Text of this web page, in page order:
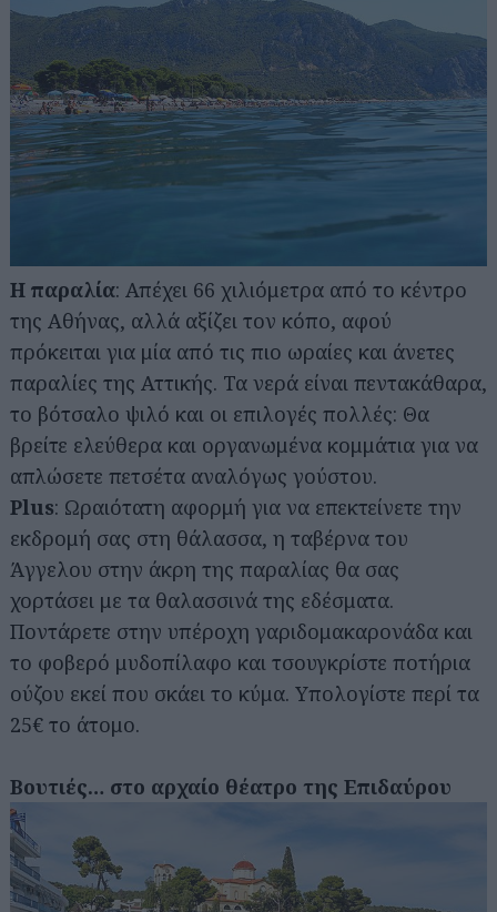
Η παραλία: Απέχει 66 χιλιόμετρα από το κέντρο
της Αθήνας, αλλά αξίζει τον κόπο, αφού
πρόκειται για μία από τις πιο ωραίες και άνετες
παραλίες της Αττικής. Τα νερά είναι πεντακάθαρα,
το βότσαλο ψιλό και οι επιλογές πολλές: Θα
βρείτε ελεύθερα και οργανωμένα κομμάτια για να
απλώσετε πετσέτα αναλόγως γούστου.
Plus: Ωραιότατη αφορμή για να επεκτείνετε την
εκδρομή σας στη θάλασσα, η ταβέρνα του
Άγγελου στην άκρη της παραλίας θα σας
χορτάσει με τα θαλασσινά της εδέσματα.
Ποντάρετε στην υπέροχη γαριδομακαρονάδα και
το φοβερό μυδοπίλαφο και τσουγκρίστε ποτήρια
ούζου εκεί που σκάει το κύμα. Υπολογίστε περί τα
25€ το άτομο.
Βουτιές… στο αρχαίο θέατρο της Επιδαύρου